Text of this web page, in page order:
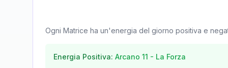
Ogni Matrice ha un'energia del giorno positiva e
Energia Positiva: Arcano 11 - La Forza